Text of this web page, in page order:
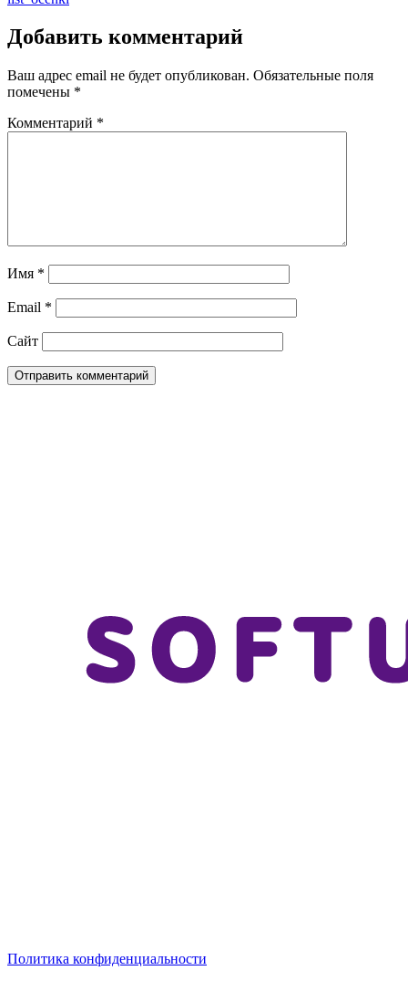
Добавить комментарий
Ваш адрес email не будет опубликован. Обязательные поля
помечены *
Комментарий *
Имя *
Email *
Сайт
Политика конфиденциальности